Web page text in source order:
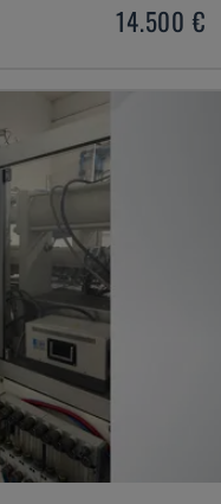
14.500 €